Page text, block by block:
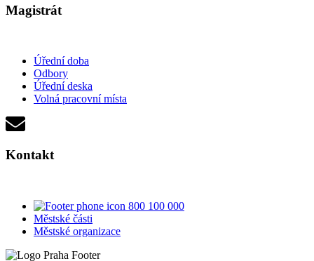
Magistrát
Úřední doba
Odbory
Úřední deska
Volná pracovní místa
Kontakt
800 100 000
Městské části
Městské organizace